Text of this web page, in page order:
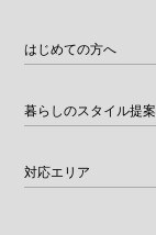
はじめての方へ
暮らしのスタイル提案
対応エリア